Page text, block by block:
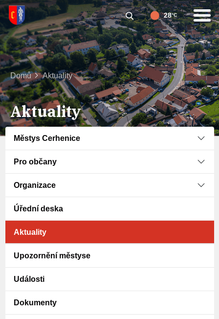
28°C
Domů Aktuality
Aktuality
Městys Cerhenice
Pro občany
Organizace
Úřední deska
Aktuality
Upozornění městyse
Události
Dokumenty